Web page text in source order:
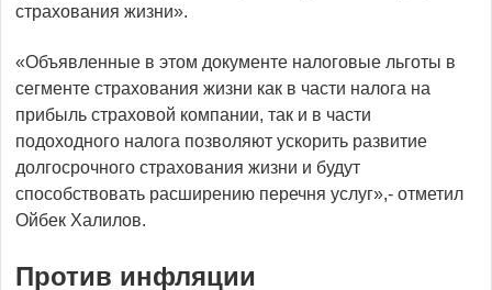
страхования жизни».
«Объявленные в этом документе налоговые льготы в
сегменте страхования жизни как в части налога на
прибыль страховой компании, так и в части
подоходного налога позволяют ускорить развитие
долгосрочного страхования жизни и будут
способствовать расширению перечня услуг»,- отметил
Ойбек Халилов.
Против инфляции